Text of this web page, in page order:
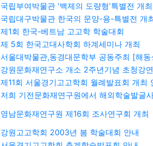
국립부여박물관 '백제의 도량형'특별전 개최
국립대구박물관 한국의 문양-용-특별전 개
제1회 한국-베트남 고고학 학술대회
제 5회 한국고대사학회 하계세미나 개최
서울대박물관,동경대문학부 공동주최 [해
강원문화재연구소 개소 2주년기념 초청강
제11회 서울경기고고학회 월례발표회 개최
저희 기전문화재연구원에서 해외학술발굴
영남문화재연구원 제16회 조사연구회 개최
강원고고학회 2003년 봄 학술대회 안내